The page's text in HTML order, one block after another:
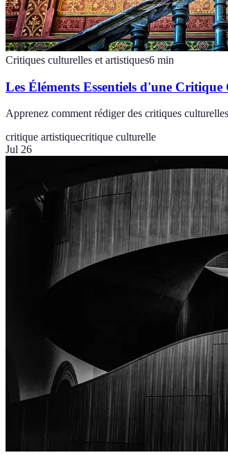
Critiques culturelles et artistiques6 min
Les Éléments Essentiels d'une Critique
Apprenez comment rédiger des critiques
critique artistiquecritique culturelle
Jul 26